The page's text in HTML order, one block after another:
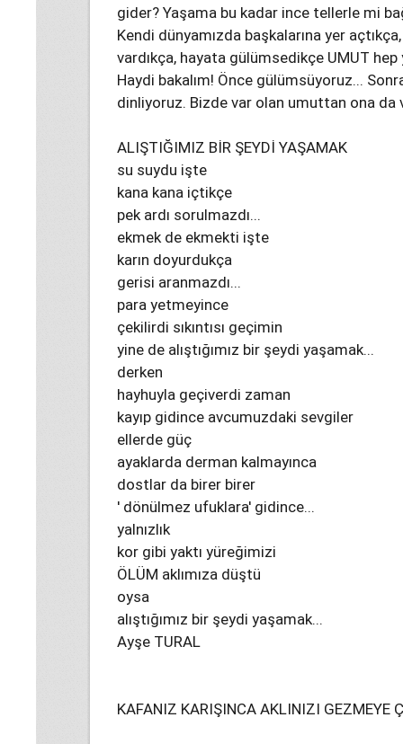
gider? Yaşama bu kadar ince tellerle mi
Kendi dünyamızda başkalarına yer
vardıkça, hayata gülümsedikçe UMUT
Haydi bakalım! Önce gülümsüyoruz...
dinliyoruz. Bizde var olan umuttan ona da
ALIŞTIĞIMIZ BİR ŞEYDİ YAŞAMAK
su suydu işte
kana kana içtikçe
pek ardı sorulmazdı...
ekmek de ekmekti işte
karın doyurdukça
gerisi aranmazdı...
para yetmeyince
çekilirdi sıkıntısı geçimin
yine de alıştığımız bir şeydi yaşamak...
derken
hayhuyla geçiverdi zaman
kayıp gidince avcumuzdaki sevgiler
ellerde güç
ayaklarda derman kalmayınca
dostlar da birer birer
' dönülmez ufuklara' gidince...
yalnızlık
kor gibi yaktı yüreğimizi
ÖLÜM aklımıza düştü
oysa
alıştığımız bir şeydi yaşamak...
Ayşe TURAL
KAFANIZ KARIŞINCA AKLINIZI GEZMEYE